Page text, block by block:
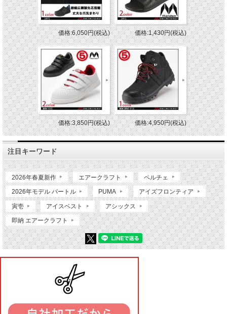
価格:6,050円(税込) 価格:1,430円(税込)
価格:3,850円(税込) 価格:4,950円(税込)
注目キーワード
2026年春夏新作 エアークラフト ペルチェ
2026年モデル バートル PUMA アイズフロンティア
寅壱 アイスベスト アシックス
即納 エアークラフト